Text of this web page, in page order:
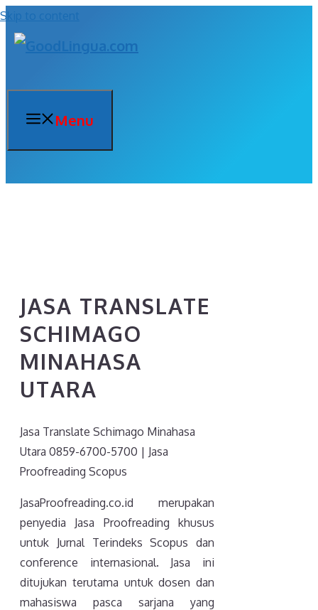
Skip to content
Menu
JASA TRANSLATE
SCHIMAGO
MINAHASA
UTARA
Jasa Translate Schimago Minahasa
Utara 0859-6700-5700 | Jasa
Proofreading Scopus
JasaProofreading.co.id merupakan
penyedia Jasa Proofreading khusus
untuk Jurnal Terindeks Scopus dan
conference internasional. Jasa ini
ditujukan terutama untuk dosen dan
mahasiswa pasca sarjana yang